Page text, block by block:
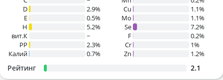
D
2.9%
E
0.5%
H
5.2%
вит.К
~
PP
2.3%
Калий
0.7%
Cu
1.1%
Mo
1.1%
Se
7.2%
F
0.2%
Cr
1%
Zn
1.2%
Рейтинг 2.1